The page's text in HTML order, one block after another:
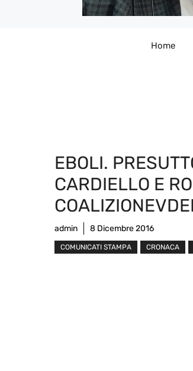
Home
EBOLI.
CARDIELLO E
admin 8 Dicembre 2016
COMUNICATI STAMPA CRONACA